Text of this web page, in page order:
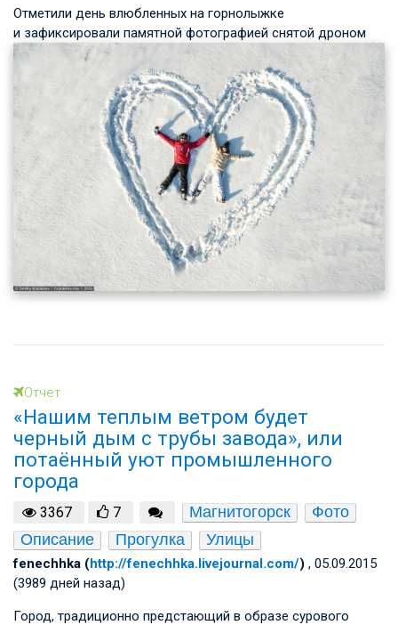
Отметили день влюбленных на горнолыжке
и зафиксировали памятной фотографией снятой дроном
Отчет
«Нашим теплым ветром будет
черный дым с трубы завода», или
потаённый уют промышленного
города
3367 7 Магнитогорск
Фото
Описание
Прогулка Улицы
fenechhka (http://fenechhka.livejournal.com/) , 05.09.2015
(3989 дней назад)
Город, традиционно предстающий в образе сурового